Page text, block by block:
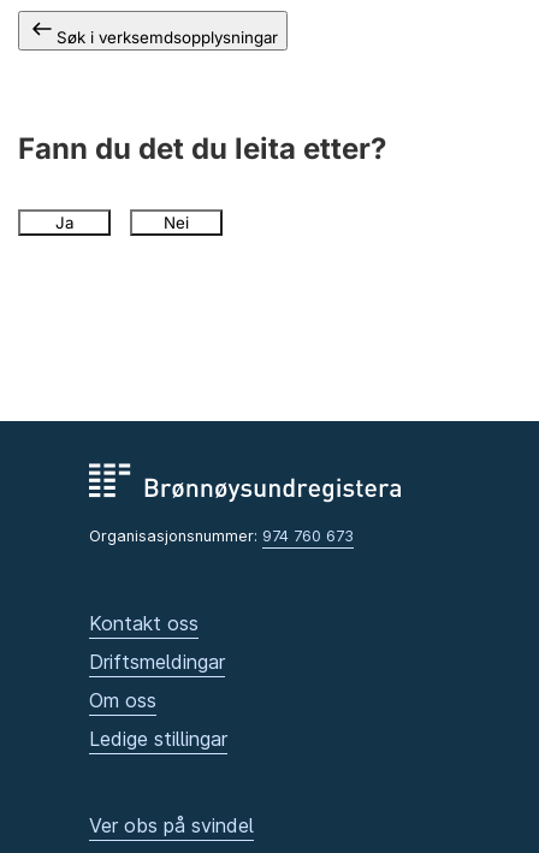
Søk i verksemdsopplysningar
Fann du det du leita etter?
Ja Nei
Organisasjonsnummer: 974 760 673
Kontakt oss
Driftsmeldingar
Om oss
Ledige stillingar
Ver obs på svindel